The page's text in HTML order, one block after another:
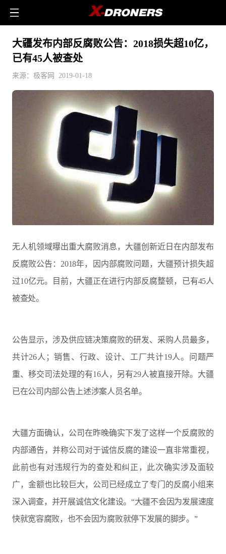
大疆发布内部反腐败公告：2018损失超10亿，
已有45人被查处
来源：极客网 2019-01-18
无人机领域曝出重大腐败消息，大疆创新近日在内部发布
反腐败公告：2018年，因内部腐败问题，大疆预计损失超
过10亿元。目前，大疆正在进行内部反腐整顿，已有45人
被查处。
公告显示，涉及供应链决策腐败的研发、采购人员最多，
共计26人；销售、行政、设计、工厂共计19人。问题严
重、移交司法处理的有16人，另有29人被直接开除。大疆
已在公司内部公告上述涉案人员名单。
大疆方面确认，公司在昨晚确实下发了这样一个反腐败的
内部通告，并称公司对于诚信反腐的建设一直非常重视，
此前也有对违规行为的查处和纠正，此次确实涉及面较
广，金额也比较巨大，公司已经成立了专门的反腐小组来
深入调查，并开展诚信文化建设。“大疆不会因为发展速度
快就宽容腐败，也不会因为腐败就停下发展的脚步。”